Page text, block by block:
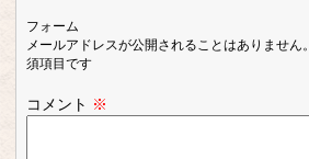
フォーム
メールアドレスが公開されることはありません。
須項目です
コメント ※